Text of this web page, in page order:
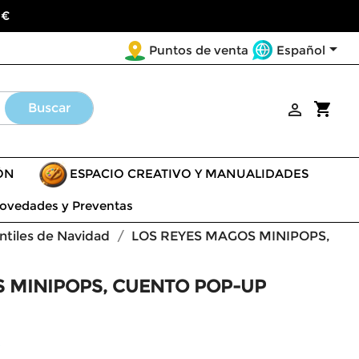
Puntos de venta Español
Buscar shopping_cart

ESPACIO CREATIVO Y MANUALIDADES
y Preventas
de Navidad
LOS REYES MAGOS MINIPOPS,
MINIPOPS, CUENTO POP-UP